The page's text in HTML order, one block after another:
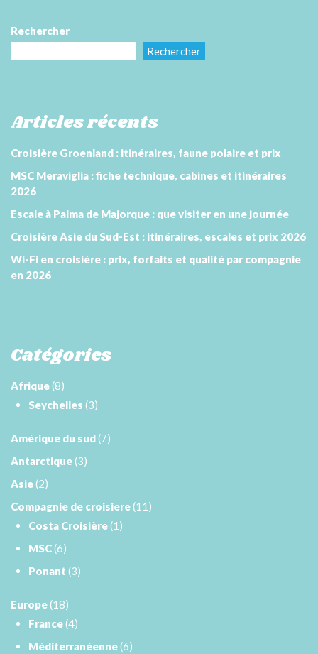
Rechercher
Rechercher
Articles récents
Croisière Groenland : itinéraires, faune polaire et prix
MSC Meraviglia : fiche technique, cabines et itinéraires
2026
Escale à Palma de Majorque : que visiter en une journée
Croisière Asie du Sud-Est : itinéraires, escales et prix 2026
Wi-Fi en croisière : prix, forfaits et qualité par compagnie
en 2026
Catégories
Afrique(8)
Seychelles (3)
Amérique du sud(7)
Antarctique(3)
Asie(2)
Compagnie de croisiere(11)
Costa Croisière(1)
MSC(6)
Ponant (3)
Europe(18)
France(4)
Méditerranéenne(6)